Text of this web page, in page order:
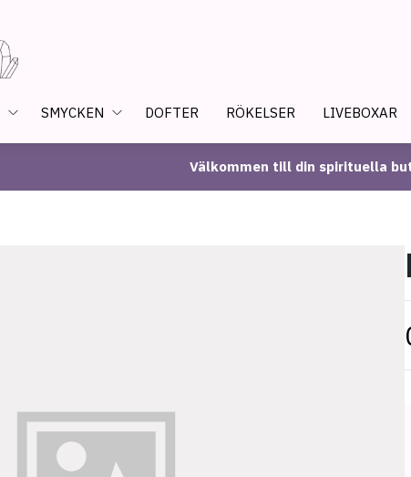
SMYCKEN DOFTER RÖKELSER LIVEBOXAR
Välkommen till din spirituella